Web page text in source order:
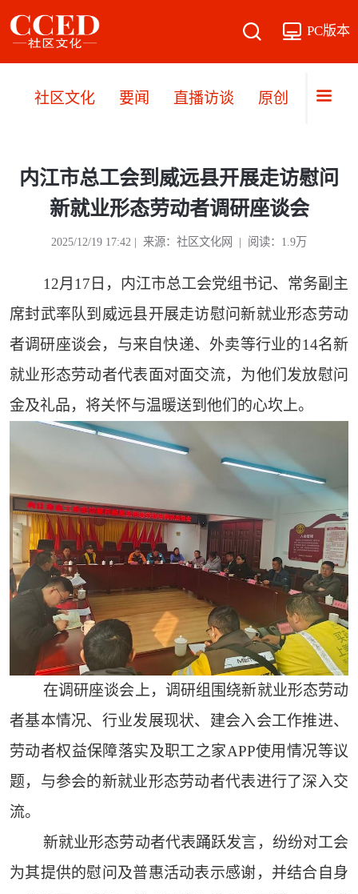
PC版本
社区文化 要闻 直播访谈 原创 文旅
内江市总工会到威远县开展走访慰问
新就业形态劳动者调研座谈会
2025/12/19 17:42 | 来源：社区文化网 | 阅读：1.9万
12月17日，内江市总工会党组书记、常务副主
席封武率队到威远县开展走访慰问新就业形态劳动
者调研座谈会，与来自快递、外卖等行业的14名新
就业形态劳动者代表面对面交流，为他们发放慰问
金及礼品，将关怀与温暖送到他们的心坎上。
在调研座谈会上，调研组围绕新就业形态劳动
者基本情况、行业发展现状、建会入会工作推进、
劳动者权益保障落实及职工之家APP使用情况等议
题，与参会的新就业形态劳动者代表进行了深入交
流。
新就业形态劳动者代表踊跃发言，纷纷对工会
为其提供的慰问及普惠活动表示感谢，并结合自身